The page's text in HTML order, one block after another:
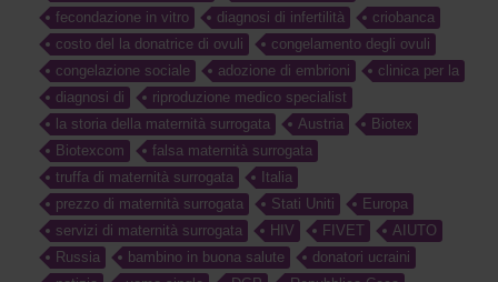
fecondazione in vitro
diagnosi di infertilità
criobanca
costo del la donatrice di ovuli
congelamento degli ovuli
congelazione sociale
adozione di embrioni
clinica per la
diagnosi di
riproduzione medico specialist
la storia della maternità surrogata
Austria
Biotex
Biotexcom
falsa maternità surrogata
truffa di maternità surrogata
Italia
prezzo di maternità surrogata
Stati Uniti
Europa
servizi di maternità surrogata
HIV FIVET
AIUTO
Russia
bambino in buona salute
donatori ucraini